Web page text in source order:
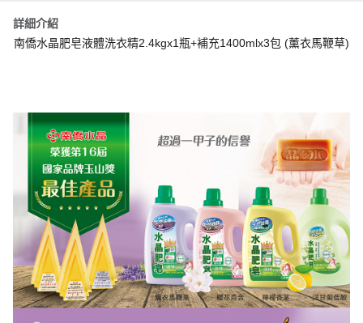
詳細介紹
南僑水晶肥皂液體洗衣精2.4kgx1瓶+補充1400mlx3包 (薰衣馬鞭草)